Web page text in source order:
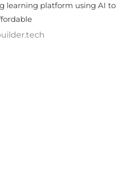
learning platform using AI to